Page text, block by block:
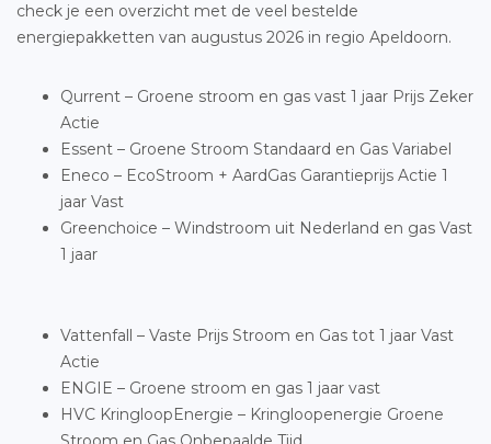
check je een overzicht met de veel bestelde
energiepakketten van augustus 2026 in regio Apeldoorn.
Qurrent – Groene stroom en gas vast 1 jaar Prijs Zeker
Actie
Essent – Groene Stroom Standaard en Gas Variabel
Eneco – EcoStroom + AardGas Garantieprijs Actie 1
jaar Vast
Greenchoice – Windstroom uit Nederland en gas Vast
1 jaar
Vattenfall – Vaste Prijs Stroom en Gas tot 1 jaar Vast
Actie
ENGIE – Groene stroom en gas 1 jaar vast
HVC KringloopEnergie – Kringloopenergie Groene